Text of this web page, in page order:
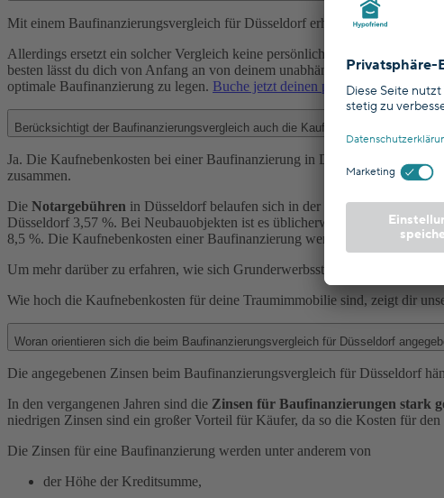
Mit einem Baufinanzierungsvergleich für Düsseldorf erhältst du einen
Allerdings ersetzt ein solcher Vergleich keine persönliche Beratung, da
besten lässt du dich von Anfang an von deinem unabhängigen
optimale Baufinanzierung zu legen. Buche jetzt deinen persönlichen
Berücksichtigt der Baufinanzierungsvergleich auch die
Ja. Die Kaufnebenkosten bei einer Baufinanzierung in Düsseldorf belaufen
zusammen.
Die Notargebühren in Düsseldorf belaufen sich in der Regel auf maximal
Düsseldorf 3,57 %. Bei Neubauobjekten ist es üblicherweise so, dass die
8,5 %. Die Kaufnebenkosten einer Baufinanzierung werden mit Ausnahme
Um mehr darüber zu erfahren, wie sich Grunderwerbssteuer und Co. in
Wie hoch die Kaufnebenkosten für deine Traumimmobilie sind, zeigt dir
Woran orientieren sich die beim Baufinanzierungsvergleich für Düsseldorf
Die angegebenen Zinsen beim Baufinanzierungsvergleich für Düsseldorf
In den vergangenen Jahren sind die Zinsen für Baufinanzierungen stark
niedrigen Zinsen sind ein großer Vorteil für Käufer, da so die Kosten für
Die Zinsen für eine Baufinanzierung werden unter anderem von
der Höhe der Kreditsumme,